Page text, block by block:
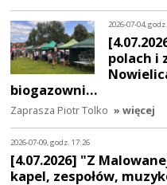
2026-07-04,
polach i
biogazowni…
Zaprasza Piotr Tolko » więcej
2026-07-09, godz. 17:26
[4.07.2026] "Z
kapel, zespołów,